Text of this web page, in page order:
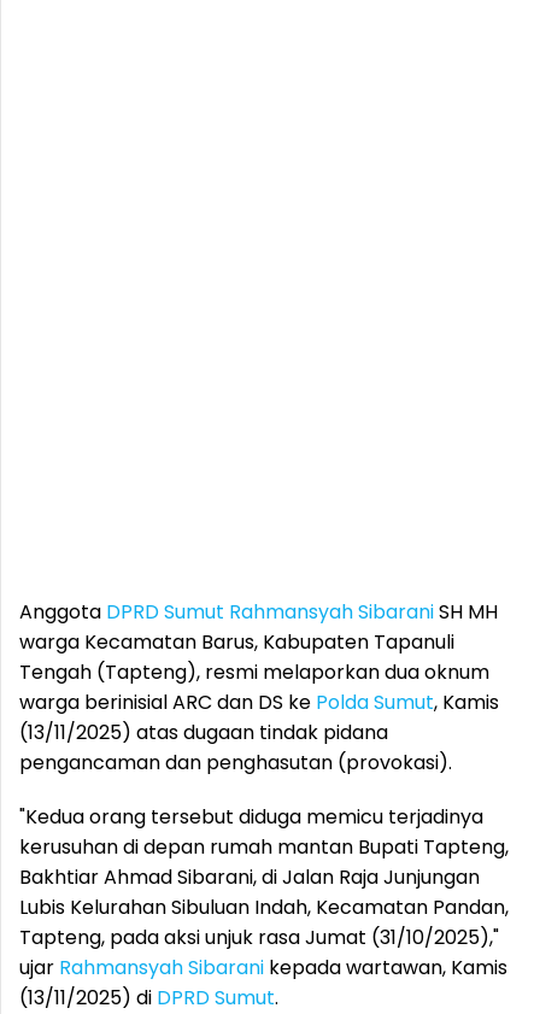
Anggota DPRD Sumut Rahmansyah SibaraniSH MH
warga Kecamatan Barus, Kabupaten Tapanuli
Tengah (Tapteng), resmi melaporkan dua oknum
warga berinisial ARC dan DS ke Polda Sumut, Kamis
(13/11/2025) atas dugaan tindak pidana
pengancaman dan penghasutan (provokasi).
"Kedua orang tersebut diduga memicu terjadinya
kerusuhan di depan rumah mantan Bupati Tapteng,
Bakhtiar Ahmad Sibarani, di Jalan Raja Junjungan
Lubis Kelurahan Sibuluan Indah, Kecamatan Pandan,
Tapteng, pada aksi unjuk rasa Jumat (31/10/2025),"
ujar Rahmansyah Sibarani kepada wartawan, Kamis
(13/11/2025) di DPRD Sumut.